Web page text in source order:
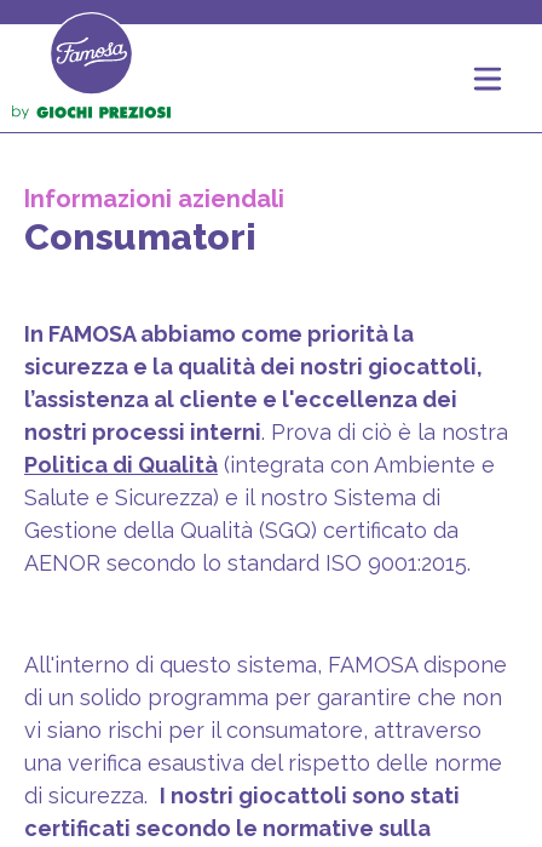
Informazioni aziendali
Consumatori
In FAMOSA abbiamo come priorità la
sicurezza e la qualità dei nostri giocattoli,
l’assistenza al cliente e l'eccellenza dei
nostri processi interni. Prova di ciò è la nostra
Politica di Qualità (integrata con Ambiente e
Salute e Sicurezza) e il nostro Sistema di
Gestione della Qualità (SGQ) certificato da
AENOR secondo lo standard ISO 9001:2015.
All'interno di questo sistema, FAMOSA dispone
di un solido programma per garantire che non
vi siano rischi per il consumatore, attraverso
una verifica esaustiva del rispetto delle norme
di sicurezza. I nostri giocattoli sono stati
certificati secondo le normative sulla